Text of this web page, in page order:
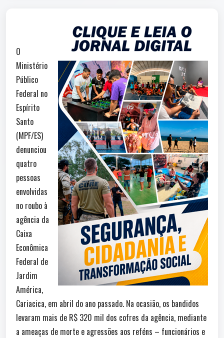
O
Ministério
Público
Federal no
Espírito
Santo
(MPF/ES)
denunciou
quatro
pessoas
envolvidas
no roubo à
agência da
Caixa
Econômica
Federal de
Jardim
América,
Cariacica, em abril do ano passado. Na ocasião, os bandidos
levaram mais de R$ 320 mil dos cofres da agência, mediante
a ameaças de morte e agressões aos reféns – funcionários e